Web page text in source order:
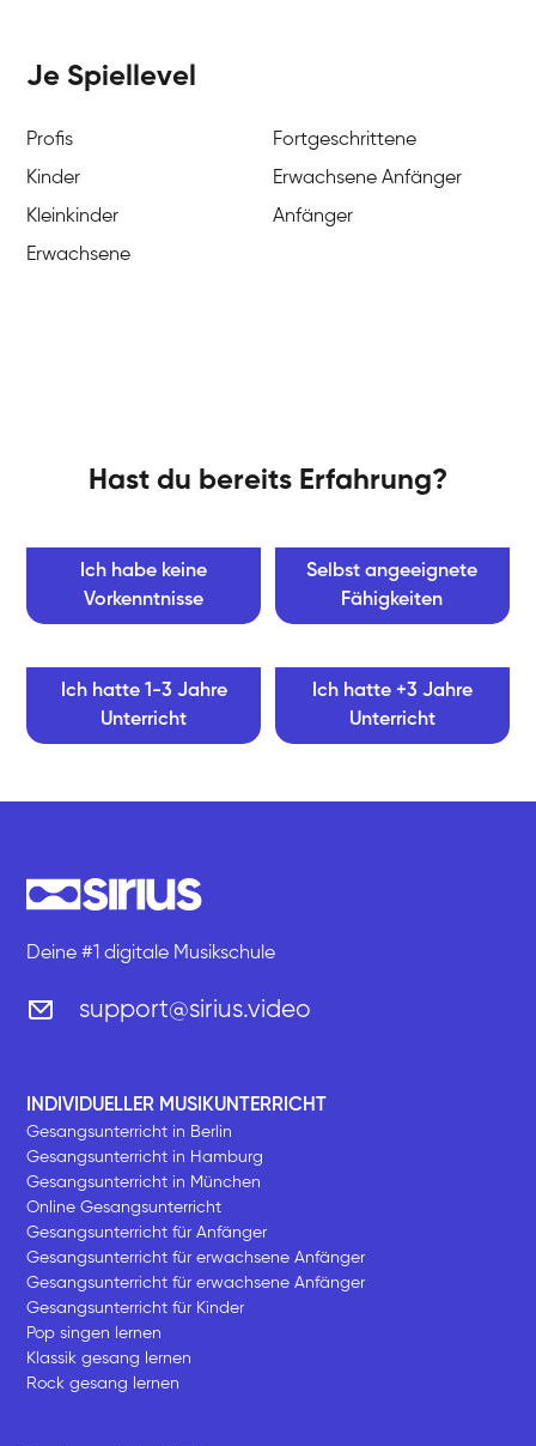
Je Spiellevel
Profis
Fortgeschrittene
Kinder
Erwachsene Anfänger
Kleinkinder
Anfänger
Erwachsene
Hast du bereits Erfahrung?
Ich habe keine
Vorkenntnisse
Selbst angeeignete
Fähigkeiten
Ich hatte 1-3 Jahre
Unterricht
Ich hatte +3 Jahre
Unterricht
Deine #1 digitale Musikschule
support@sirius.video
INDIVIDUELLER MUSIKUNTERRICHT
Gesangsunterricht in Berlin
Gesangsunterricht in Hamburg
Gesangsunterricht in München
Online Gesangsunterricht
Gesangsunterricht für Anfänger
Gesangsunterricht für erwachsene Anfänger
Gesangsunterricht für erwachsene Anfänger
Gesangsunterricht für Kinder
Pop singen lernen
Klassik gesang lernen
Rock gesang lernen